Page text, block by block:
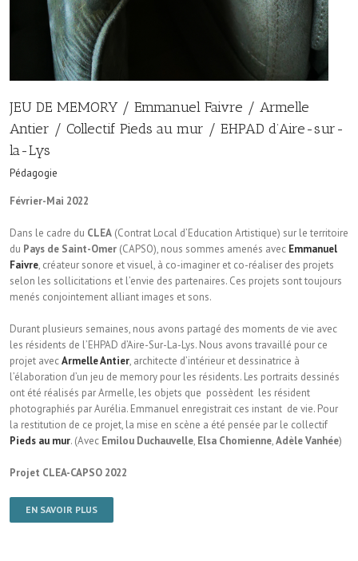
JEU DE MEMORY / Emmanuel Faivre / Armelle
Antier / Collectif Pieds au mur / EHPAD d’Aire-sur-
la-Lys
Pédagogie
Février-Mai 2022
Dans le cadre du CLEA (Contrat Local d’Education Artistique) sur le territoire
du Pays de Saint-Omer (CAPSO), nous sommes amenés avec Emmanuel
Faivre, créateur sonore et visuel, à co-imaginer et co-réaliser des projets
selon les sollicitations et l’envie des partenaires. Ces projets sont toujours
menés conjointement alliant images et sons.
Durant plusieurs semaines, nous avons partagé des moments de vie avec
les résidents de l’EHPAD d’Aire-Sur-La-Lys. Nous avons travaillé pour ce
projet avecArmelle Antier, architecte d’intérieur et dessinatrice à
l’élaboration d’un jeu de memory pour les résidents. Les portraits dessinés
ont été réalisés par Armelle, les objets que possèdent les résident
photographiés par Aurélia. Emmanuel enregistrait ces instant de vie. Pour
la restitution de ce projet, la mise en scène a été pensée par le collectif
Pieds au mur. (Avec Emilou Duchauvelle, Elsa Chomienne,Adèle Vanhée)
Projet CLEA-CAPSO 2022
EN SAVOIR PLUS